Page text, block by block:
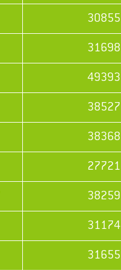
30855
31698
49393
38527
38368
27721
38259
31174
31655